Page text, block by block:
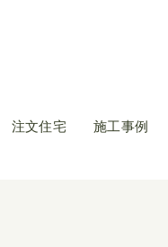
注文住宅 施工事例